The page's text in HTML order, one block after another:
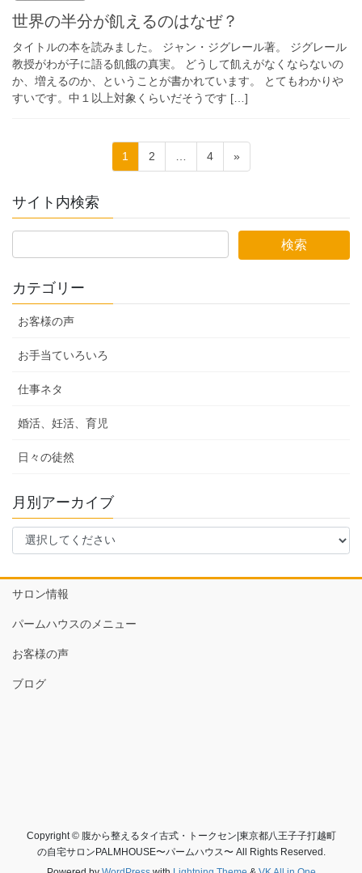
世界の半分が飢えるのはなぜ？
タイトルの本を読みました。 ジャン・ジグレール著。 ジグレール
教授がわが子に語る飢餓の真実。 どうして飢えがなくならないの
か、増えるのか、ということが書かれています。 とてもわかりや
すいです。中１以上対象くらいだそうです […]
の
ペ
送
り
固
定
ジ
1
固
定
ジ
2 …
固
定
ジ
4 »
サイト内検索
カテゴリー
お客様の声
お手当ていろいろ
仕事ネタ
婚活、妊活、育児
日々の徒然
月別アーカイブ
サロン情報
パームハウスのメニュー
お客様の声
ブログ
Copyright © 腹から整えるタイ古式・トークセン|東京都八王子子打越町
の自宅サロンPALMHOUSE〜パームハウス〜 All Rights Reserved.